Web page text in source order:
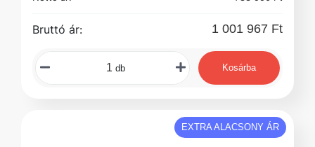
Bruttó ár: 1 001 967 Ft
db Kosárba
EXTRA ALACSONY ÁR